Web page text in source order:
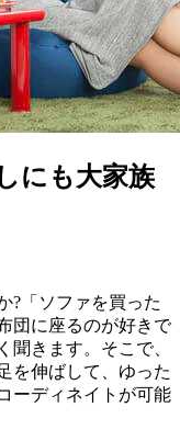
にも大家族
?「ソファを買った
団に座るのが好きで
聞きます。そこで、
を伸ばして、ゆった
ーディネイトが可能